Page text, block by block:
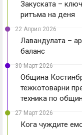
Закуската –
ритъма на деня
22 Април 2026
Лавандулата –
баланс
30 Март 2026
Община
тежкотоварни
техника по
27 Март 2026
Кога чуждите